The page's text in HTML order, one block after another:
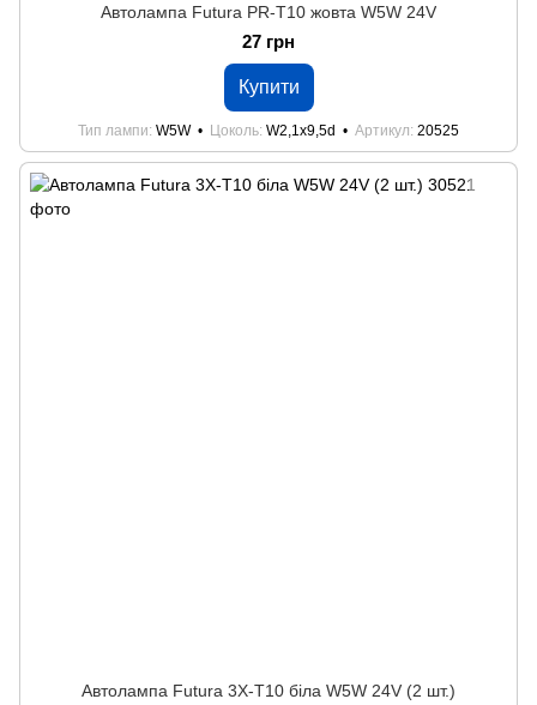
Автолампа Futura PR-Т10 жовта W5W 24V
27 грн
Купити
Тип лампи W5W Цоколь W2,1x9,5d Артикул 20525
Автолампа Futura 3Х-Т10 біла W5W 24V (2 шт.)